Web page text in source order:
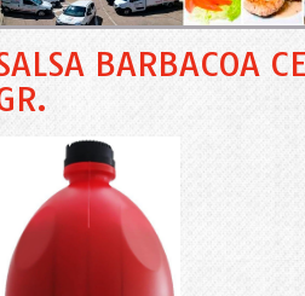
BARBACOA